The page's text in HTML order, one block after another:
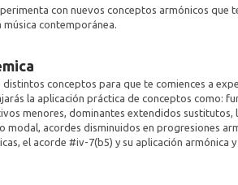
con nuevos conceptos armónicos que
contemporánea.
distintos conceptos para que te comiences a
la aplicación práctica de conceptos como:
menores, dominantes extendidos sustitutos,
modal, acordes disminuidos en progresiones
el acorde #iv-7(b5) y su aplicación armónica